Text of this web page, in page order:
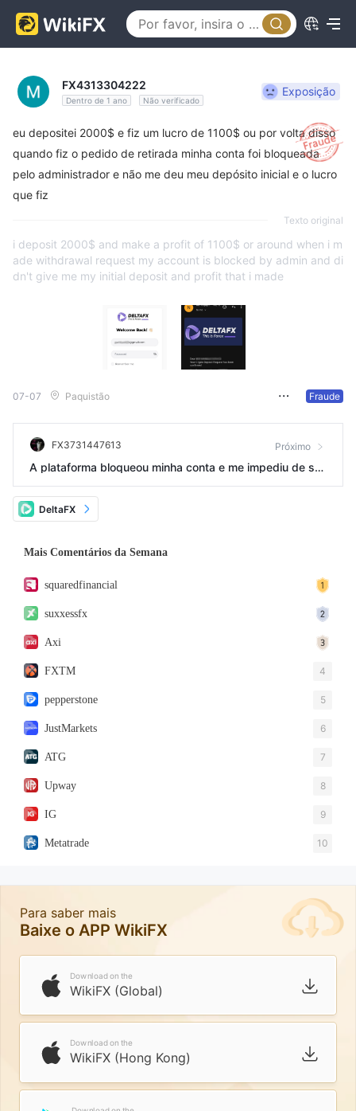
FX4313304222
Dentro de 1 ano Não verificado
Exposição
eu depositei 2000$ e fiz um lucro de 1100$ ou por volta disso
quando fiz o pedido de retirada minha conta foi bloqueada
pelo administrador e não me deu meu depósito inicial e o lucro
que fiz
Texto original
i deposit 2000$ and make a profit of 1100$ or around when i m
ade withdrawal request my account is blocked by admin and di
dn't give me my initial deposit and profit that i made
07-07 Paquistão Fraude
FX3731447613
A plataforma bloqueou minha conta e me impediu de sa
car meu capital no dia seguinte ao lucro obtido com neg
ociações.
Próximo
DeltaFX
Mais Comentários da Semana
squaredfinancial
suxxessfx
Axi
FXTM 4
pepperstone 5
JustMarkets 6
ATG 7
Upway 8
IG 9
Metatrade 10
Para saber mais
Baixe o APP WikiFX
Download on the
WikiFX (Global)
Download on the
WikiFX (Hong Kong)